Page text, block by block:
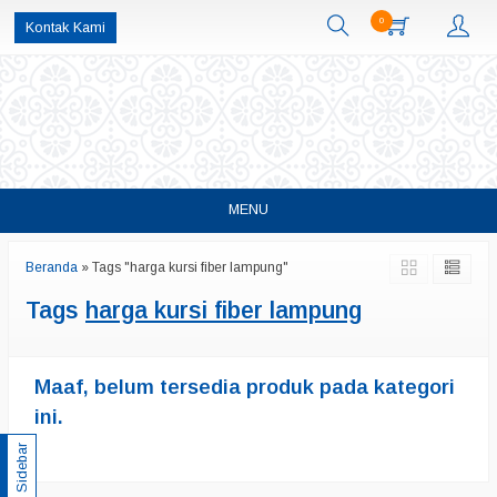
Kontak Kami 0
MENU
Beranda » Tags "harga kursi fiber lampung"
Tags harga kursi fiber lampung
Maaf, belum tersedia produk pada kategori
ini.
Sidebar